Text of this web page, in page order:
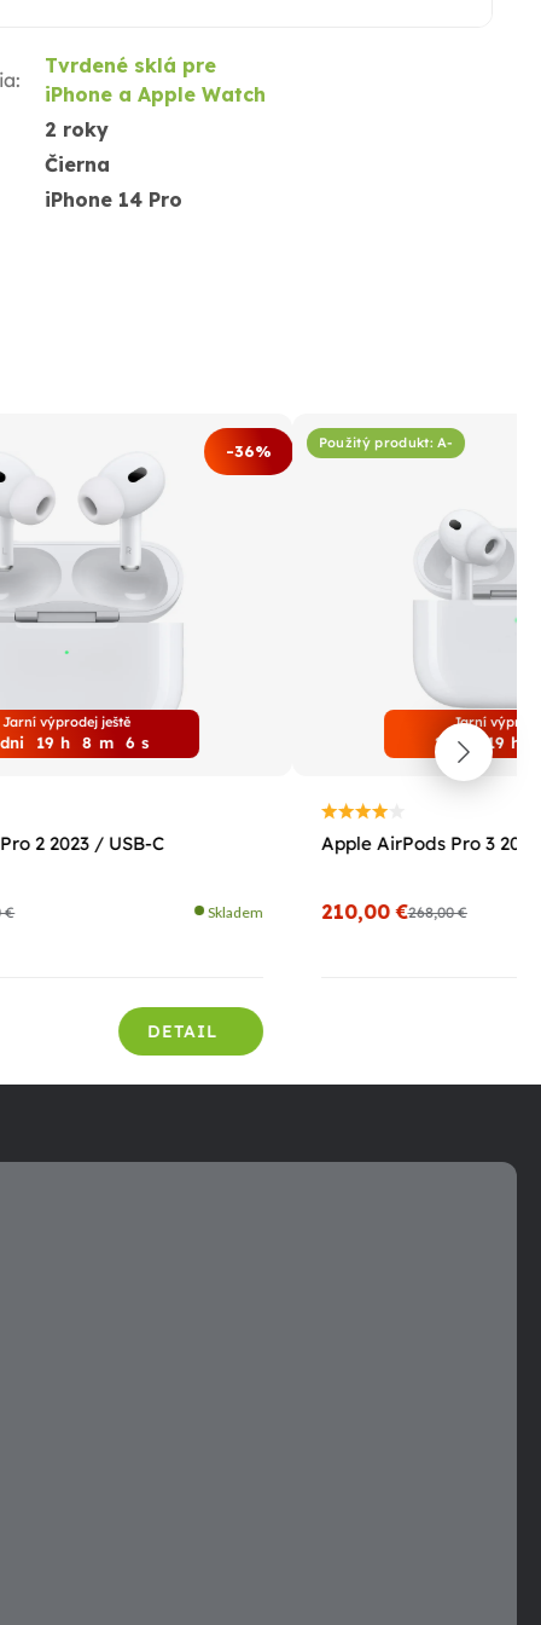
:
Tvrdené sklá pre
iPhone a Apple Watch
2 roky
Čierna
iPhone 14 Pro
-36%
Jarní výprodej ještě
dni 19 h 8 m 4 s
2 2023 / USB-C
€ Skladem
DETAIL
Použitý produkt: A-
Jarní
2 dni 19 h
Apple AirPods Pro 3
268,00 €
210,00 €